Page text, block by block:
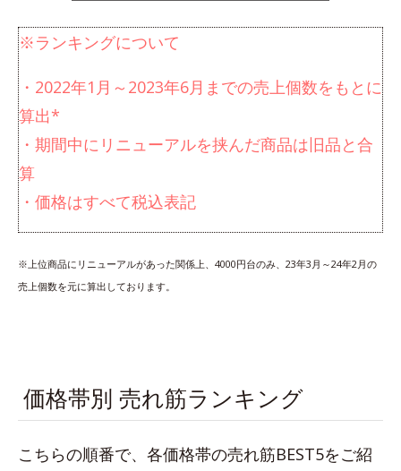
※ランキングについて
・2022年1月～2023年6月までの売上個数をもとに
算出*
・期間中にリニューアルを挟んだ商品は旧品と合
算
・価格はすべて税込表記
※上位商品にリニューアルがあった関係上、4000円台のみ、23年3月～24年2月の
売上個数を元に算出しております。
価格帯別 売れ筋ランキング
こちらの順番で、各価格帯の売れ筋BEST5をご紹